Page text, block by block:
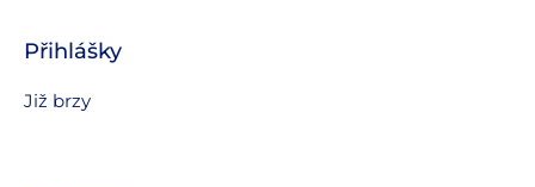
Přihlášky
Již brzy